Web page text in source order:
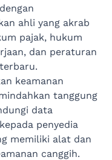
ahli yang akrab
pajak, hukum
dan peraturan
keamanan
tanggung
data
penyedia
memiliki alat dan
canggih.